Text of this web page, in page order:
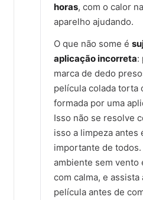
horas, com o calor
aparelho ajudando.
O que não some é
aplicação incorreta:
marca de dedo
película colada torta
formada por uma
Isso não se resolve
isso a limpeza antes
importante de
ambiente sem vento
com calma, e assista
película antes de